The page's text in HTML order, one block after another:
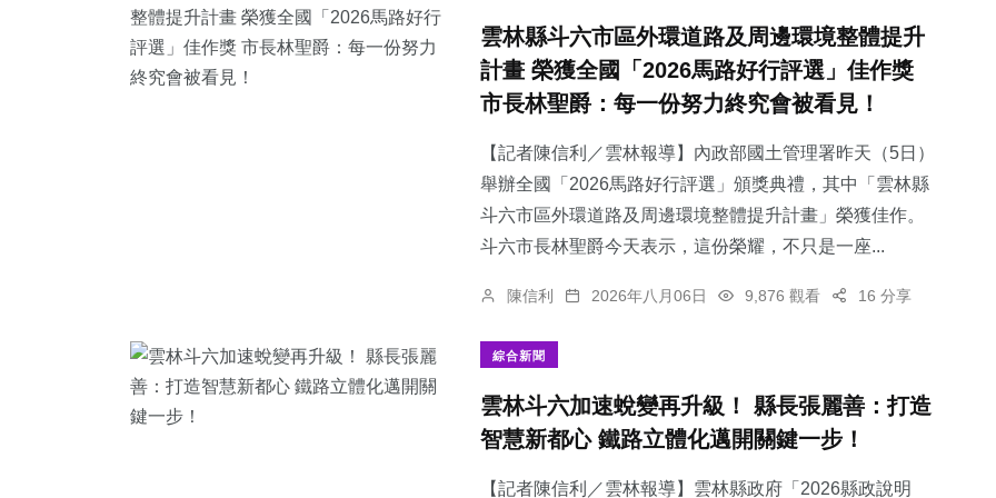
雲林縣斗六市區外環道路及周邊環境整體提升
計畫 榮獲全國「2026馬路好行評選」佳作獎
市長林聖爵：每一份努力終究會被看見！
【記者陳信利／雲林報導】內政部國土管理署昨天（5日）
舉辦全國「2026馬路好行評選」頒獎典禮，其中「雲林縣
斗六市區外環道路及周邊環境整體提升計畫」榮獲佳作。
斗六市長林聖爵今天表示，這份榮耀，不只是一座...
陳信利 2026年八月06日 9,876 觀看 16 分享
綜合新聞
雲林斗六加速蛻變再升級！ 縣長張麗善：打造
智慧新都心 鐵路立體化邁開關鍵一步！
【記者陳信利／雲林報導】雲林縣政府「2026縣政說明